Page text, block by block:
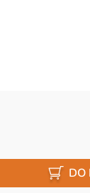
DO